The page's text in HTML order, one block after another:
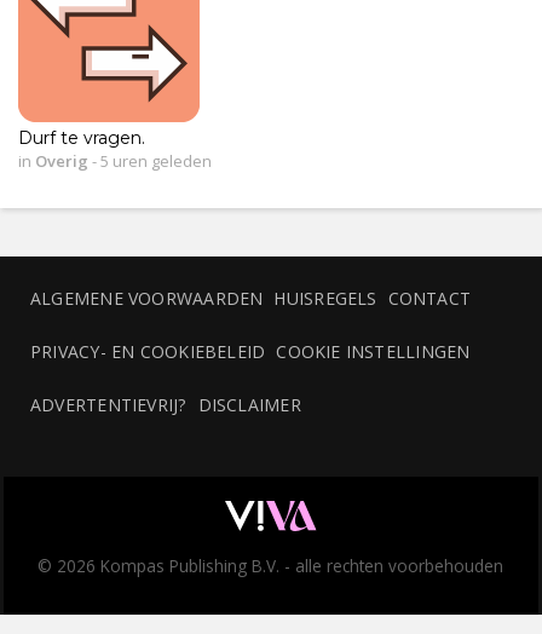
Durf te vragen.
in Overig -5 uren geleden
ALGEMENE VOORWAARDEN HUISREGELS CONTACT
PRIVACY- EN COOKIEBELEID COOKIE INSTELLINGEN
ADVERTENTIEVRIJ? DISCLAIMER
© 2026 Kompas Publishing B.V. - alle rechten voorbehouden